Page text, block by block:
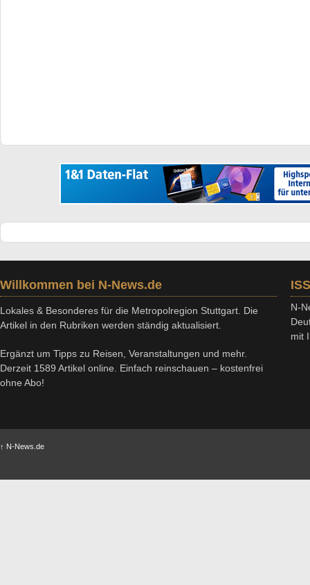
Willkommen bei N-News.de
Lokales & Besonderes für die Metropolregion Stuttgart. Die
Artikel in den Rubriken werden ständig aktualisiert.
Ergänzt um Tipps zu Reisen, Veranstaltungen und mehr.
Derzeit 1589 Artikel online. Einfach reinschauen – kostenfrei
ohne Abo!
N-
mit
↑ N-News.de